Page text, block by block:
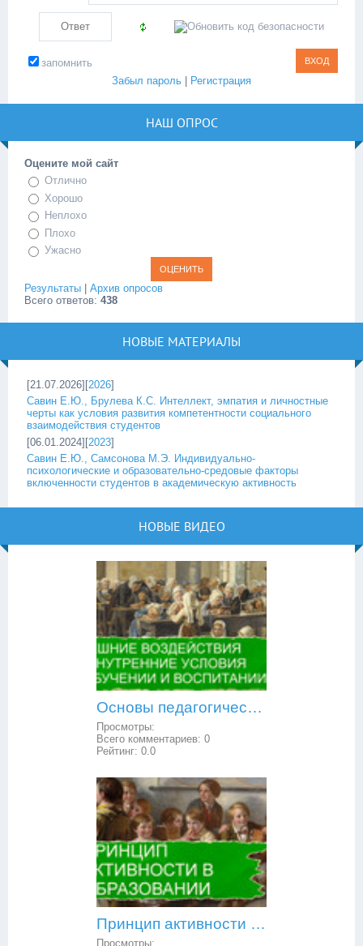
запомнить
Забыл пароль
Регистрация
НАШ ОПРОС
Оцените мой сайт
Отлично
Хорошо
Неплохо
Плохо
Ужасно
Результаты
Архив опросов
Всего ответов: 438
НОВЫЕ МАТЕРИАЛЫ
[21.07.2026][2026]
Савин Е.Ю., Брулева К.С. Интеллект, эмпатия и личностные
черты как условия развития компетентности социального
взаимодействия студентов
[06.01.2024][2023]
Савин Е.Ю., Самсонова М.Э. Индивидуально-
психологические и образовательно-средовые факторы
включенности студентов в академическую активность
НОВЫЕ ВИДЕО
Основы педагогической психологии: внешние воздействия и внутренние условия в обучении и воспитании
Просмотры:
Всего комментариев: 0
Рейтинг: 0.0
Принцип активности в образовании
Просмотры: